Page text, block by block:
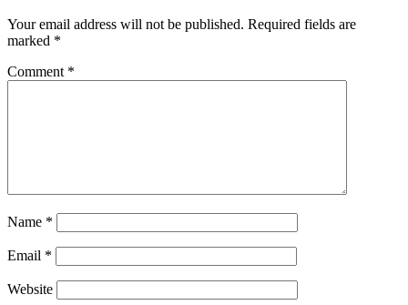
Your email address will not be published. Required fields are
marked *
Comment *
Name *
Email *
Website